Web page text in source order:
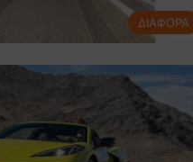
ΔΙΑΦΟΡΑ